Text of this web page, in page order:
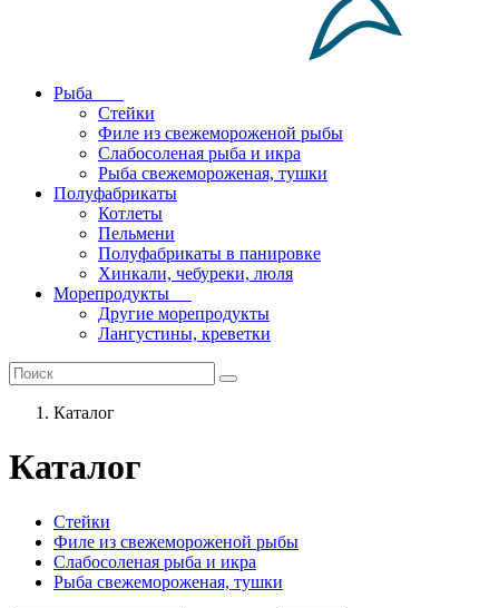
Рыба
Стейки
Филе из свежемороженой рыбы
Слабосоленая рыба и икра
Рыба свежемороженая, тушки
Полуфабрикаты
Котлеты
Пельмени
Полуфабрикаты в панировке
Хинкали, чебуреки, люля
Морепродукты
Другие морепродукты
Лангустины, креветки
Каталог
Каталог
Стейки
Филе из свежемороженой рыбы
Слабосоленая рыба и икра
Рыба свежемороженая, тушки